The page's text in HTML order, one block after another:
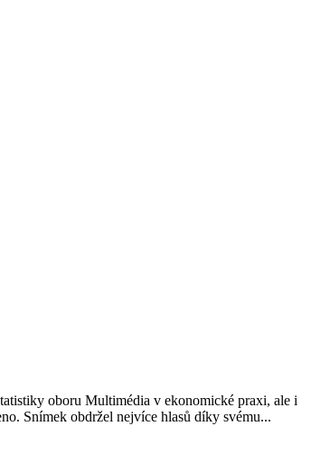
oboru Multimédia v ekonomické praxi, ale i
Snímek obdržel nejvíce hlasů díky svému...